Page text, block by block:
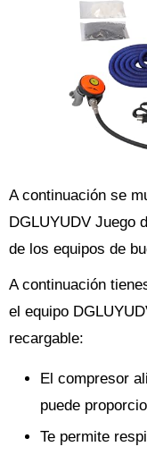
A continuación se
DGLUYUDV Juego
de los equipos de
A continuación
el equipo
recargable:
El compresor
puede
Te permite